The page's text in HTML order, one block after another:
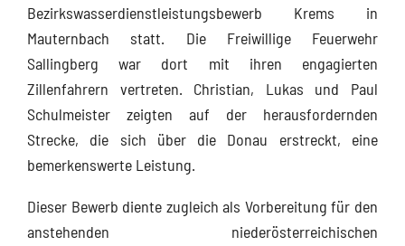
Bezirkswasserdienstleistungsbewerb Krems in
Mauternbach statt. Die Freiwillige Feuerwehr
Sallingberg war dort mit ihren engagierten
Zillenfahrern vertreten. Christian, Lukas und Paul
Schulmeister zeigten auf der herausfordernden
Strecke, die sich über die Donau erstreckt, eine
bemerkenswerte Leistung.
Dieser Bewerb diente zugleich als Vorbereitung für den
anstehenden niederösterreichischen